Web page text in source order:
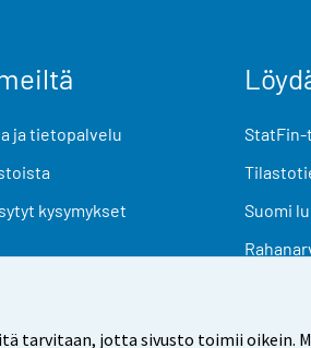
tarvitaan, jotta sivusto toimii oikein.
ja tietopalvelu
kysymykset
Suomi